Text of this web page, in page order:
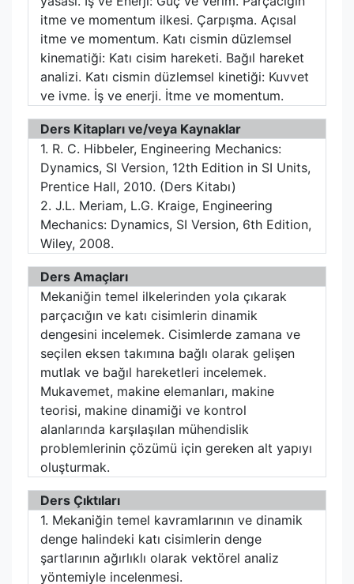
itme ve momentum ilkesi. Çarpışma. Açısal
itme ve momentum. Katı cismin düzlemsel
kinematiği: Katı cisim hareketi. Bağıl hareket
analizi. Katı cismin düzlemsel kinetiği: Kuvvet
ve ivme. İş ve enerji. İtme ve momentum.
Ders Kitapları ve/veya Kaynaklar
1. R. C. Hibbeler, Engineering Mechanics:
Dynamics, SI Version, 12th Edition in SI Units,
Prentice Hall, 2010. (Ders Kitabı)
2. J.L. Meriam, L.G. Kraige, Engineering
Mechanics: Dynamics, SI Version, 6th Edition,
Wiley, 2008.
Ders Amaçları
Mekaniğin temel ilkelerinden yola çıkarak
parçacığın ve katı cisimlerin dinamik
dengesini incelemek. Cisimlerde zamana ve
seçilen eksen takımına bağlı olarak gelişen
mutlak ve bağıl hareketleri incelemek.
Mukavemet, makine elemanları, makine
teorisi, makine dinamiği ve kontrol
alanlarında karşılaşılan mühendislik
problemlerinin çözümü için gereken alt yapıyı
oluşturmak.
Ders Çıktıları
1. Mekaniğin temel kavramlarının ve dinamik
denge halindeki katı cisimlerin denge
şartlarının ağırlıklı olarak vektörel analiz
yöntemiyle incelenmesi.